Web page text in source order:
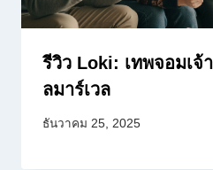
รีวิว Loki: เทพจอมเจ้
ลมาร์เวล
ธันวาคม 25, 2025